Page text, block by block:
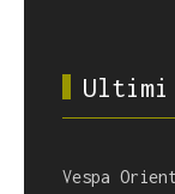
Vespa